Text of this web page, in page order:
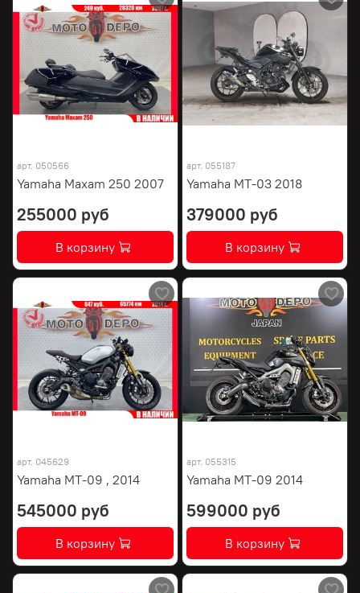
арт. 050566
Yamaha Maxam 250 2007
255000 руб
В корзину
арт. 055187
Yamaha MT-03 2018
379000 руб
В корзину
арт. 045629
Yamaha MT-09 , 2014
545000 руб
В корзину
арт. 055315
Yamaha MT-09 2014
599000 руб
В корзину